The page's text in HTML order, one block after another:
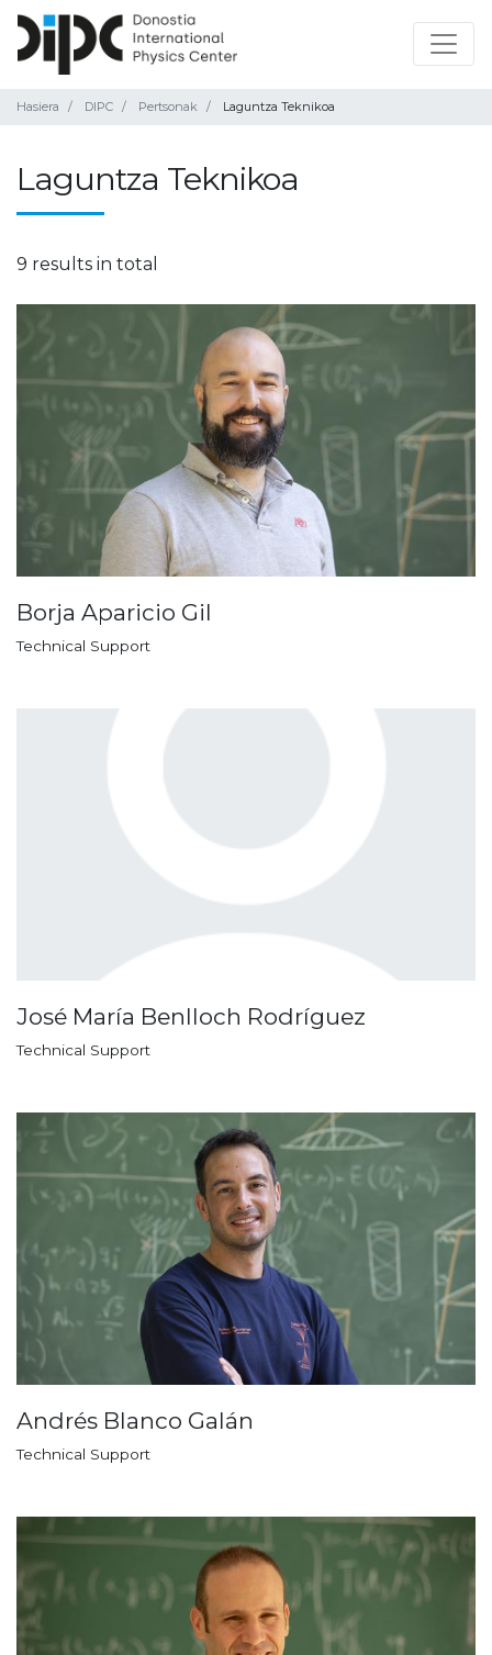
Hasiera DIPC Pertsonak Laguntza Teknikoa
Laguntza Teknikoa
9 results in total
Borja Aparicio Gil
Technical Support
José María Benlloch Rodríguez
Technical Support
Andrés Blanco Galán
Technical Support